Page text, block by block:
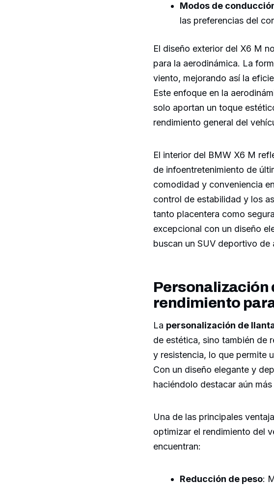
Modos de
las preferencias del
El diseño exterior del X6 M
para la aerodinámica. La
viento, mejorando así la
Este enfoque en la
solo aportan un toque
rendimiento general del
El interior del BMW X6 M
de infoentretenimiento de
comodidad y conveniencia
control de estabilidad y los
tanto placentera como
excepcional con un diseño
buscan un SUV deportivo de
Personalización
rendimiento
La personalización de
de estética, sino también de
y resistencia, lo que permite
Con un diseño elegante y
haciéndolo destacar aún
Una de las principales
optimizar el rendimiento del
encuentran:
Reducción de peso: